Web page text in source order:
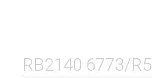
RB2140 6773/R5